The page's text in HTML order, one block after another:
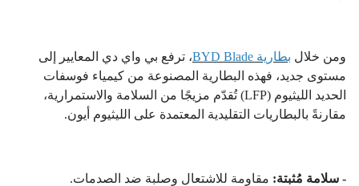
ومن خلال بطارية BYD Blade
، ترفع بي واي دي المعايير إلى
مستوى جديد، فهذه البطارية المصنوعة من كيمياء فوسفات
الحديد الليثيوم (LFP) تُقدّم مزيجًا من السلامة والاستمرارية،
مقارنةً بالبطاريات التقليدية المعتمدة على الليثيوم أيون.
- سلامة مُثبتة: مقاومة للاشتعال وصلبة ضد الصدمات.